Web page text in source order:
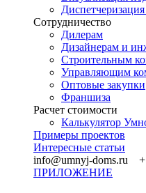
Сотрудничество
Дилерам
Дизайнерам и
Строительным
Управляющим
Оптовые закупки
Франшиза
Раcчет стоимости
Калькулятор
Примеры проектов
Интересные статьи
info@umnyj-doms.ru
ПРИЛОЖЕНИЕ